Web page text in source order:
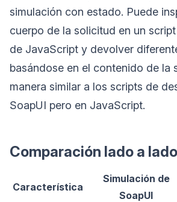
simulación con estado. Puede
cuerpo de la solicitud en un
de JavaScript y devolver
basándose en el contenido de la
manera similar a los scripts de
SoapUI pero en JavaScript.
Comparación lado a lado
Característica
Simulación de
SoapUI